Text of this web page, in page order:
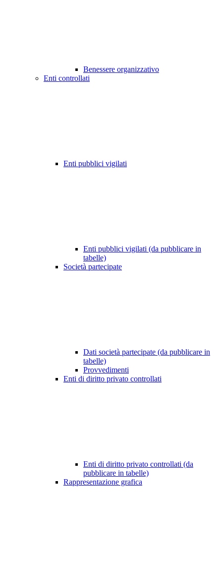
Benessere organizzativo
Enti controllati
Enti pubblici vigilati
Enti pubblici vigilati (da pubblicare in
tabelle)
Società partecipate
Dati società partecipate (da pubblicare in
tabelle)
Provvedimenti
Enti di diritto privato controllati
Enti di diritto privato controllati (da
pubblicare in tabelle)
Rappresentazione grafica